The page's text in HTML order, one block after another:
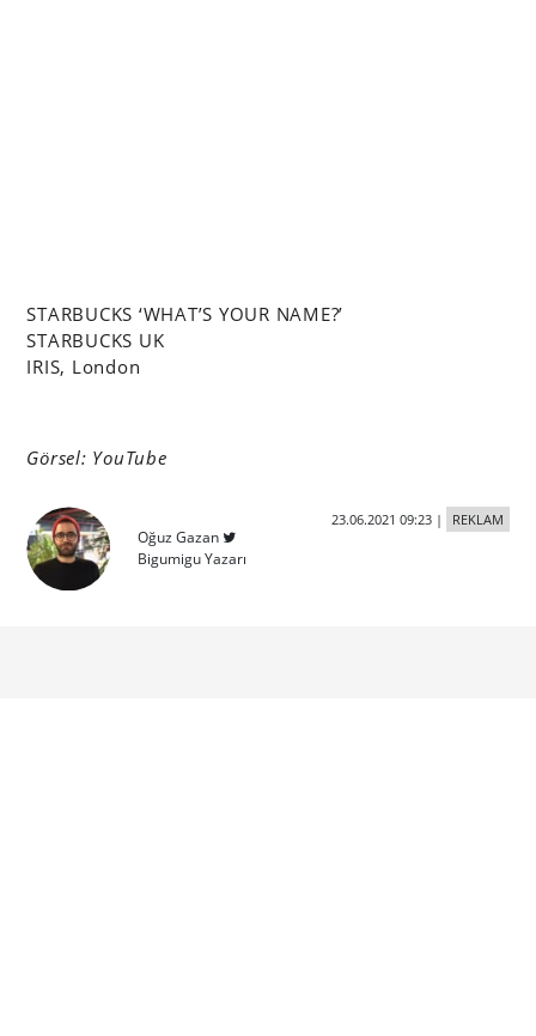
STARBUCKS ‘WHAT’S YOUR NAME?’
STARBUCKS UK
IRIS, London
Görsel: YouTube
Oğuz Gazan
Bigumigu Yazarı
23.06.2021 09:23| REKLAM